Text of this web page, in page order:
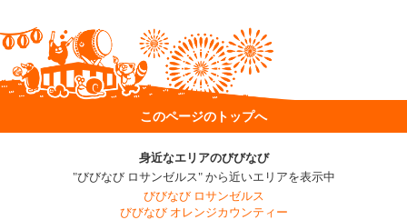
このページのトップへ
身近なエリアのびびなび
"びびなび ロサンゼルス" から近いエリアを表示中
びびなび ロサンゼルス
びびなび オレンジカウンティー